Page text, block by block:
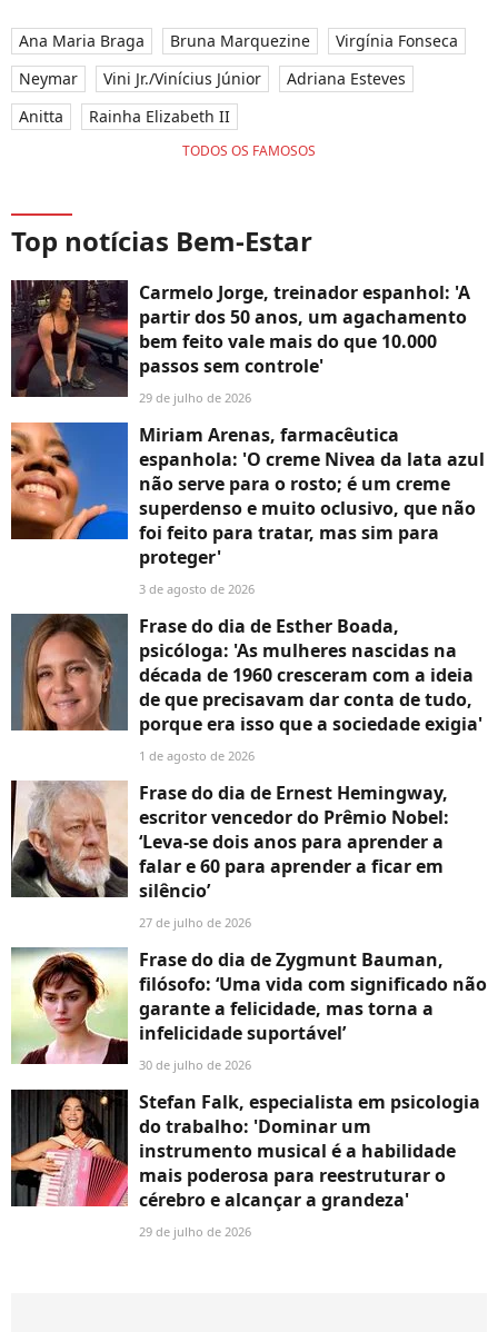
Ana Maria Braga Bruna Marquezine
Virgínia Fonseca
Neymar
Vini Jr./Vinícius Júnior
Adriana Esteves
Anitta
Rainha Elizabeth II
TODOS OS FAMOSOS
Top notícias Bem-Estar
Carmelo Jorge, treinador espanhol: 'A
partir dos 50 anos, um agachamento
bem feito vale mais do que 10.000
passos sem controle'
29 de julho de 2026
Miriam Arenas, farmacêutica
espanhola: 'O creme Nivea da lata azul
não serve para o rosto; é um creme
superdenso e muito oclusivo, que não
foi feito para tratar, mas sim para
proteger'
3 de agosto de 2026
Frase do dia de Esther Boada,
psicóloga: 'As mulheres nascidas na
década de 1960 cresceram com a ideia
de que precisavam dar conta de tudo,
porque era isso que a sociedade exigia'
1 de agosto de 2026
Frase do dia de Ernest Hemingway,
escritor vencedor do Prêmio Nobel:
‘Leva-se dois anos para aprender a
falar e 60 para aprender a ficar em
silêncio’
27 de julho de 2026
Frase do dia de Zygmunt Bauman,
filósofo: ‘Uma vida com significado não
garante a felicidade, mas torna a
infelicidade suportável’
30 de julho de 2026
Stefan Falk, especialista em psicologia
do trabalho: 'Dominar um
instrumento musical é a habilidade
mais poderosa para reestruturar o
cérebro e alcançar a grandeza'
29 de julho de 2026